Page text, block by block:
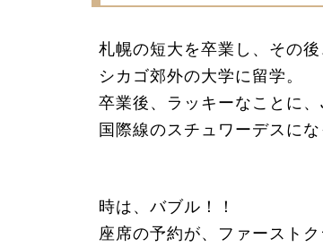
札幌の短大を卒業し、その後
シカゴ郊外の大学に留学。
卒業後、ラッキーなことに
国際線のスチュワーデスにな
時は、バブル！！
座席の予約が、ファースト